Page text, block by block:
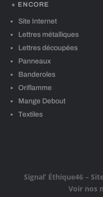
+ ENCORE
Site Internet
Lettres métalliques
Lettres découpées
Panneaux
Banderoles
Oriflamme
Mange Debout
Textiles
Signal’ Éthique46–
Voir nos